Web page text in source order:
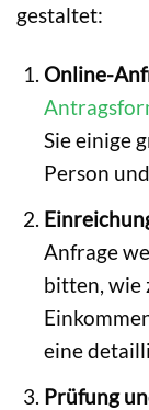
gestaltet:
Online-
Sie einige
Person
Anfrage
bitten, wie
eine
Prüfung